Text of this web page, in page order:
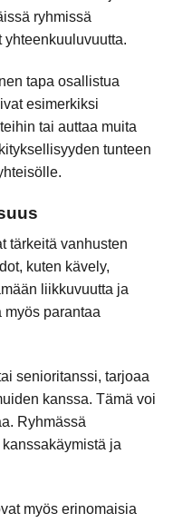
ryhmissä
yhteenkuuluvuutta.
tapa osallistua
esimerkiksi
tai auttaa muita
tunteen
tärkeitä vanhusten
kuten kävely,
liikkuvuutta ja
myös parantaa
senioritanssi, tarjoaa
kanssa. Tämä voi
Ryhmässä
ja
myös erinomaisia